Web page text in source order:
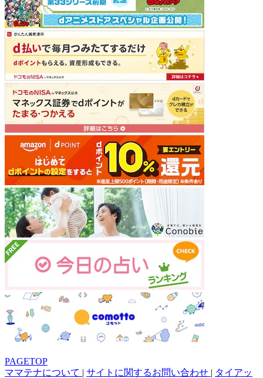
PAGETOP
ママテナについて | サイトに関するお問い合わせ | タイアッ